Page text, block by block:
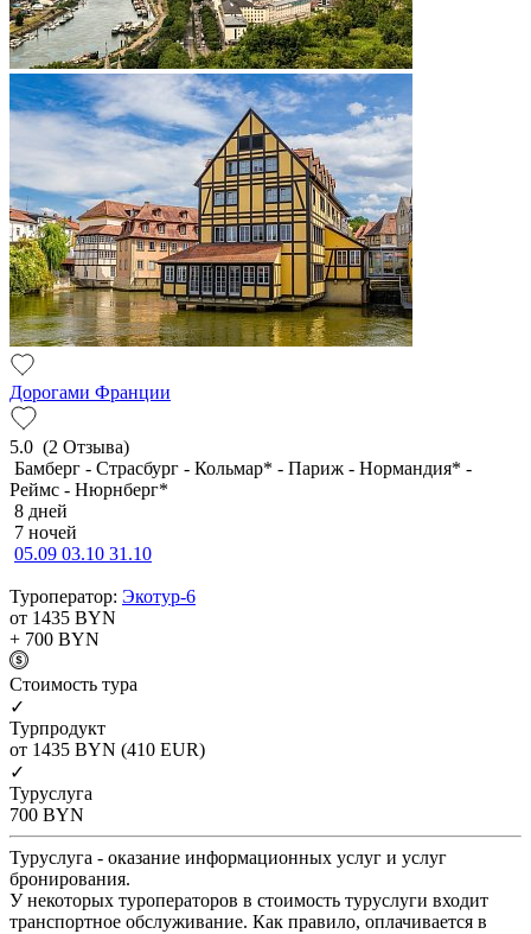
Дорогами Франции
5.0 (2 Отзыва)
Бамберг - Страсбург - Кольмар* - Париж - Нормандия* -
Реймс - Нюрнберг*
8 дней
7 ночей
05.09 03.10 31.10
Туроператор: Экотур-6
от 1435 BYN
+ 700 BYN
Cтоимость тура
✓
Турпродукт
от 1435 BYN (410 EUR)
✓
Туруслуга
700 BYN
Туруслуга - оказание информационных услуг и услуг
бронирования.
У некоторых туроператоров в стоимость туруслуги входит
транспортное обслуживание. Как правило, оплачивается в